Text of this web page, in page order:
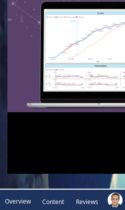
Overview Content Reviews